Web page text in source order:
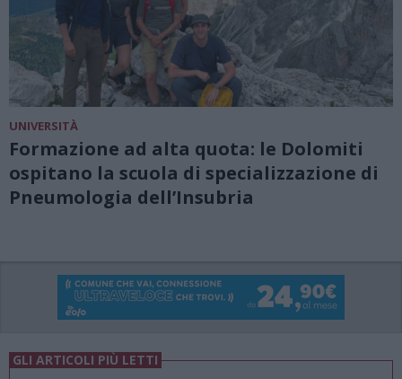
UNIVERSITÀ
Formazione ad alta quota: le Dolomiti
ospitano la scuola di specializzazione di
Pneumologia dell’Insubria
GLI ARTICOLI PIÙ LETTI